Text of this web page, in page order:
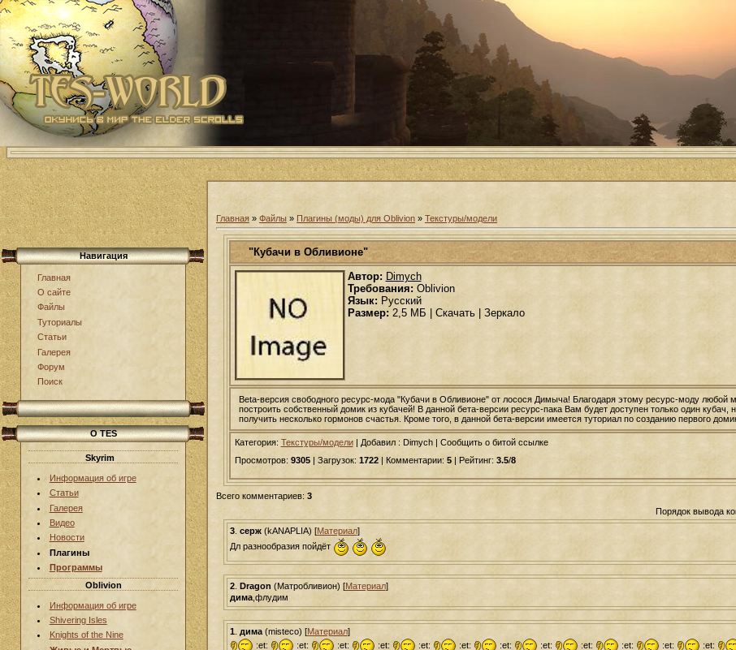
Навигация
Главная
О сайте
Файлы
Туториалы
Статьи
Галерея
Форум
Поиск
О TES
Skyrim
Информация об игре
Статьи
Галерея
Видео
Новости
Плагины
Программы
Oblivion
Информация об игре
Shivering Isles
Knights of the Nine
Главная » Файлы » Плагины (моды) для Oblivion » Текстуры/модели
"Кубачи в Обливионе"
Автор: Dimych
Требования: Oblivion
Язык: Русский
Размер: 2,5 МБ | Скачать | Зеркало
Beta-версия свободного ресурс-мода "Кубачи в Обливионе" от лосося Димыча! Благодаря этому ресурс-моду любой
построить собственный домик из кубачей! В данной бета-версии ресурс-пака Вам будет доступен только один кубач,
получить несколько гормонов счастья. Кроме того, в данной бета-версии имеется туториал по созданию первого
Категория: Текстуры/модели| Добавил : Dimych | Сообщить о битой ссылке
Просмотров: 9305| Загрузок: 1722| Комментарии: 5| Рейтинг: 3.5/8
Всего комментариев: 3
Порядок вывода
3. серж(kANAPLIA) [Материал]
Дл разнообразия пойдёт
2. Dragon (Матробливион) [Материал]
дима,флудим
1. дима(misteco) [Материал]
:et:
:et: :et: :et: :et: :et: :et: :et: :et: :et: :et: :et: